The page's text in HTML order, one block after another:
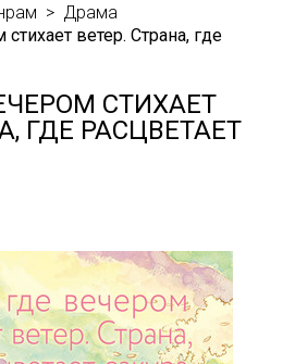
Драма
ветер. Страна, где
СТИХАЕТ
ГДЕ РАСЦВЕТАЕТ